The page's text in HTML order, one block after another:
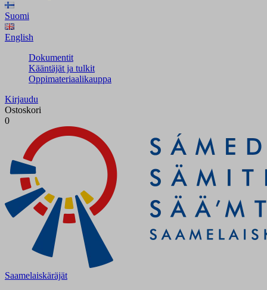
Suomi
English
Dokumentit
Kääntäjät ja tulkit
Oppimateriaalikauppa
Kirjaudu
Ostoskori
0
Saamelaiskäräjät